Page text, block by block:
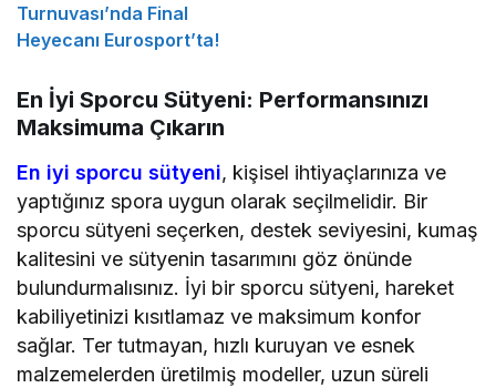
Turnuvası’nda Final
Heyecanı Eurosport’ta!
En İyi Sporcu Sütyeni: Performansınızı
Maksimuma Çıkarın
En iyi sporcu sütyeni, kişisel ihtiyaçlarınıza ve
yaptığınız spora uygun olarak seçilmelidir. Bir
sporcu sütyeni seçerken, destek seviyesini, kumaş
kalitesini ve sütyenin tasarımını göz önünde
bulundurmalısınız. İyi bir sporcu sütyeni, hareket
kabiliyetinizi kısıtlamaz ve maksimum konfor
sağlar. Ter tutmayan, hızlı kuruyan ve esnek
malzemelerden üretilmiş modeller, uzun süreli